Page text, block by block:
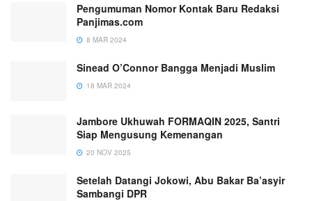
Pengumuman Nomor Kontak Baru Redaksi
Panjimas.com
8 MAR 2024
Sinead O’Connor Bangga Menjadi Muslim
18 MAR 2024
Jambore Ukhuwah FORMAQIN 2025, Santri
Siap Mengusung Kemenangan
20 NOV 2025
Setelah Datangi Jokowi, Abu Bakar Ba’asyir
Sambangi DPR